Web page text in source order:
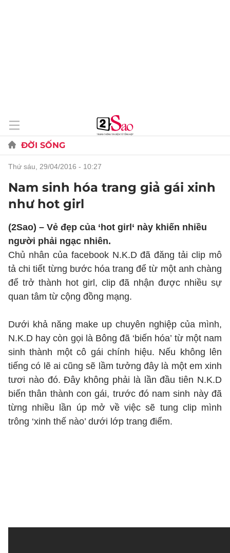
ĐỜI SỐNG
thứ sáu, 29/04/2016 - 10:27
Nam sinh hóa trang giả gái xinh
như hot girl
(2Sao) – Vẻ đẹp của ‘hot girl‘ này khiến nhiều
người phải ngạc nhiên.
Chủ nhân của facebook N.K.D đã đăng tải clip mô
tả chi tiết từng bước hóa trang để từ một anh chàng
để trở thành hot girl, clip đã nhận được nhiều sự
quan tâm từ cộng đồng mạng.
Dưới khả năng make up chuyên nghiệp của mình,
N.K.D hay còn gọi là Bông đã ‘biến hóa’ từ một nam
sinh thành một cô gái chính hiệu. Nếu không lên
tiếng có lẽ ai cũng sẽ lầm tưởng đây là một em xinh
tươi nào đó. Đây không phải là lần đầu tiên N.K.D
biến thân thành con gái, trước đó nam sinh này đã
từng nhiều lần úp mở về việc sẽ tung clip mình
trông ‘xinh thế nào’ dưới lớp trang điểm.